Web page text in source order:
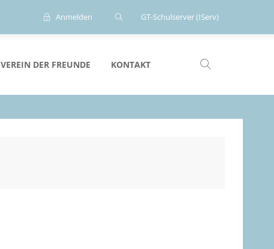
Anmelden GT-Schulserver (IServ)
VEREIN DER FREUNDE KONTAKT